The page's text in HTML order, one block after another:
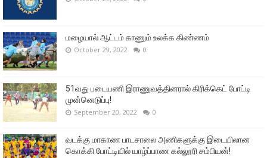
மழையால் ஆட்டம் காணும் உலக்க கிண்ணம்
October 29, 2022 0
51வது படையணி இராணுவத்தினரால் கிரிக்கெட் போட்டி
முன்னெடுப்பு!
September 20, 2022 0
வடக்கு மாகாண பாடசாலை அணிகளுக்கு இடையிலான
கொக்கி போட்டியில் யாழ்ப்பாண கல்லூரி சம்பியன்!